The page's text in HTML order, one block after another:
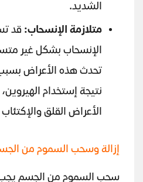
الشديد.
متلازمة الإنسحاب: قد
الإنسحاب بشكل غير
تحدث هذه الأعراض بسبب
نتيجة إستخدام
الأعراض القلق
إزالة وسحب السموم من
سحب السموم من الجسم